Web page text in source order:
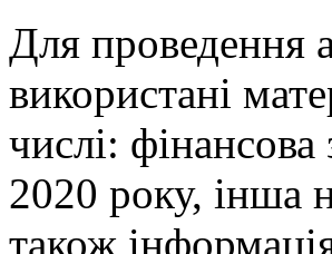
Для проведення
використані
числі: фінансова
2020 року, інша
також